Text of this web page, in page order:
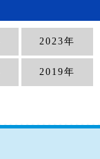
2023年
2019年